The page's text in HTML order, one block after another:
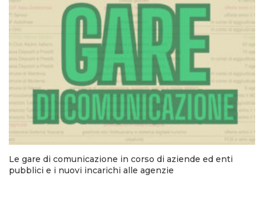
Le gare di comunicazione in corso di aziende ed enti
pubblici e i nuovi incarichi alle agenzie